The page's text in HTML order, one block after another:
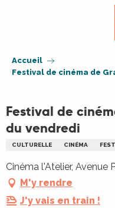
Accueil
Festival de cinéma de
Festival de
du vendredi
CULTURELLE CINÉMA
Cinéma l'Atelier,
M'y rendre
J'y vais en train !